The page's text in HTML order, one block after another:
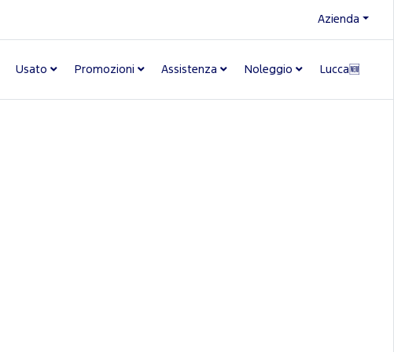
Azienda
Usato Promozioni Assistenza Noleggio Lucca🆕